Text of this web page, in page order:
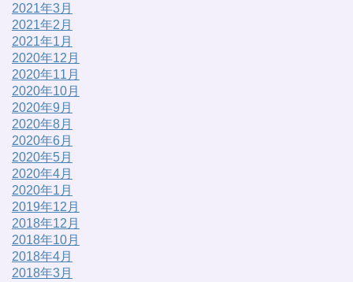
2021年3月
2021年2月
2021年1月
2020年12月
2020年11月
2020年10月
2020年9月
2020年8月
2020年6月
2020年5月
2020年4月
2020年1月
2019年12月
2018年12月
2018年10月
2018年4月
2018年3月